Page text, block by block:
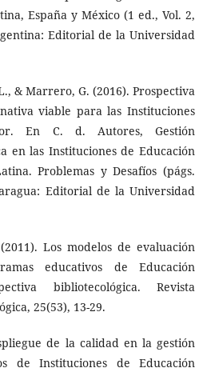
España y México (1 ed., Vol. 2,
Editorial de la Universidad
& Marrero, G. (2016). Prospectiva
viable para las Instituciones
En C. d. Autores, Gestión
en las Instituciones de Educación
Problemas y Desafíos (págs.
Editorial de la Universidad
Los modelos de evaluación
educativos de Educación
bibliotecológica. Revista
25(53), 13-29.
de la calidad en la gestión
de Instituciones de Educación